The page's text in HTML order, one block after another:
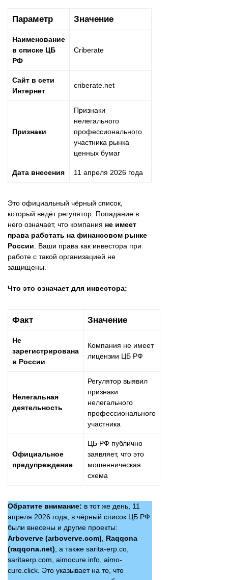
Параметр Значение
Наименование
в списке ЦБ
РФ
Criberate
Сайт в сети
Интернет
criberate.net
Признаки
Признаки
нелегального
профессионального
участника рынка
ценных бумаг
Дата внесения 11 апреля 2026 года
Это официальный чёрный список,
который ведёт регулятор. Попадание в
него означает, что компания не имеет
права работать на финансовом рынке
России . Ваши права как инвестора при
работе с такой организацией не
защищены.
Что это означает для инвестора:
Факт Значение
Не
зарегистрирована
в России
Компания не имеет
лицензии ЦБ РФ
Нелегальная
деятельность
Регулятор выявил
признаки
нелегального
профессионального
участника
Официальное
предупреждение
ЦБ РФ публично
заявляет, что это
мошенническая
схема
Обратите внимание: в тот же день, 11
апреля 2026 года, в чёрный список ЦБ РФ
были внесены и другие проекты:
Arboverve (arboverve.com)
Raqqona
(raqqona.net) , а также sarita-erp.co,
saritaerp.com, aimocure.info, aimo-
cure.click. Это указывает на то, что